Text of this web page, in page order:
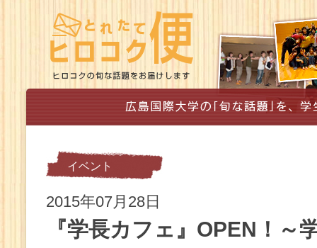
イベント
2015年07月28日
『学長カフェ』OPEN！～